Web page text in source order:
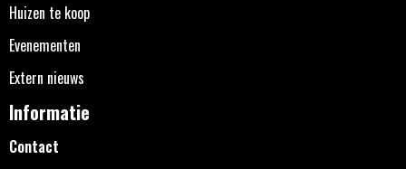
Huizen te koop
Evenementen
Extern nieuws
Informatie
Contact